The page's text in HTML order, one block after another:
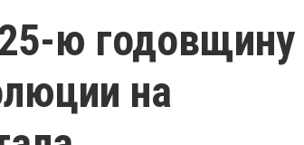
ю годовщину
на